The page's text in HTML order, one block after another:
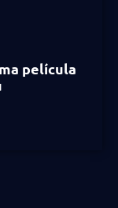
película